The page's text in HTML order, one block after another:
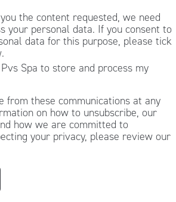
the content requested, we need
your personal data. If you consent to
data for this purpose, please tick
Spa to store and process my
from these communications at any
on how to unsubscribe, our
how we are committed to
your privacy, please review our